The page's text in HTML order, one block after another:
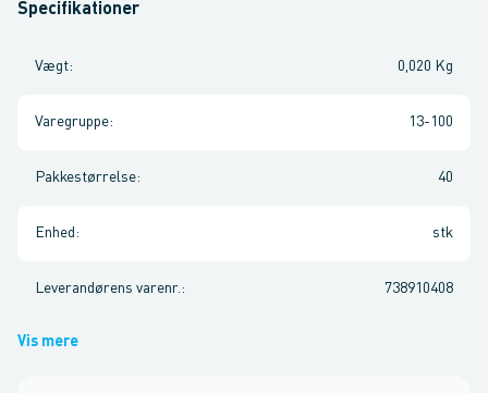
Specifikationer
Vægt: 0,020 Kg
Varegruppe: 13-100
Pakkestørrelse: 40
Enhed : stk
Leverandørens varenr. : 738910408
Vis mere